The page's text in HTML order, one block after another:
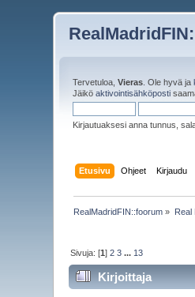
Tervetuloa,Vieras . Ole hyvä ja
Jäiköaktivointisähköposti
Kirjautuaksesi anna tunnus,
Etusivu Ohjeet Kirjaudu
RealMadridFIN::foorum » Real
Sivuja: [1]2 3 ... 13
Kirjoittaja